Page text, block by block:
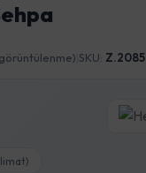
SKU: Z.2085